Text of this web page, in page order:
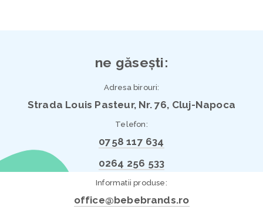
ne găsești:
Adresa birouri:
Strada Louis Pasteur, Nr. 76, Cluj-Napoca
Telefon:
0758 117 634
0264 256 533
Informatii produse:
office@bebebrands.ro